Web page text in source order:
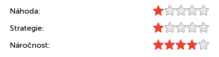
Náhoda:
Strategie:
Náročnost: